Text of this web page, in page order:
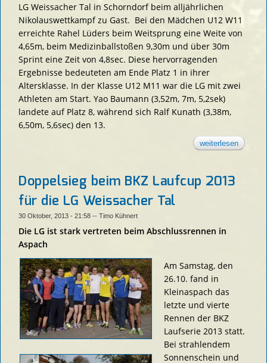
LG Weissacher Tal in Schorndorf beim alljährlichen
Nikolauswettkampf zu Gast. Bei den Mädchen U12 W11
erreichte Rahel Lüders beim Weitsprung eine Weite von
4,65m, beim Medizinballstoßen 9,30m und über 30m
Sprint eine Zeit von 4,8sec. Diese hervorragenden
Ergebnisse bedeuteten am Ende Platz 1 in ihrer
Altersklasse. In der Klasse U12 M11 war die LG mit zwei
Athleten am Start. Yao Baumann (3,52m, 7m, 5,2sek)
landete auf Platz 8, während sich Ralf Kunath (3,38m,
6,50m, 5,6sec) den 13.
weiterlesenüber
Doppelsieg beim BKZ Laufcup 2013
für die LG Weissacher Tal
30 Oktober, 2013 - 21:58 -- Timo Kühnert
Die LG ist stark vertreten beim Abschlussrennen in
Aspach
Am Samstag, den
26.10. fand in
Kleinaspach das
letzte und vierte
Rennen der BKZ
Laufserie 2013 statt.
Bei strahlendem
Sonnenschein und